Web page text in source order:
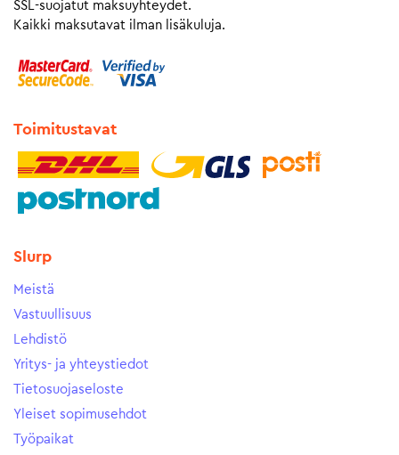
SSL-suojatut maksuyhteydet.
Kaikki maksutavat ilman lisäkuluja.
Toimitustavat
Slurp
Meistä
Vastuullisuus
Lehdistö
Yritys- ja yhteystiedot
Tietosuojaseloste
Yleiset sopimusehdot
Työpaikat